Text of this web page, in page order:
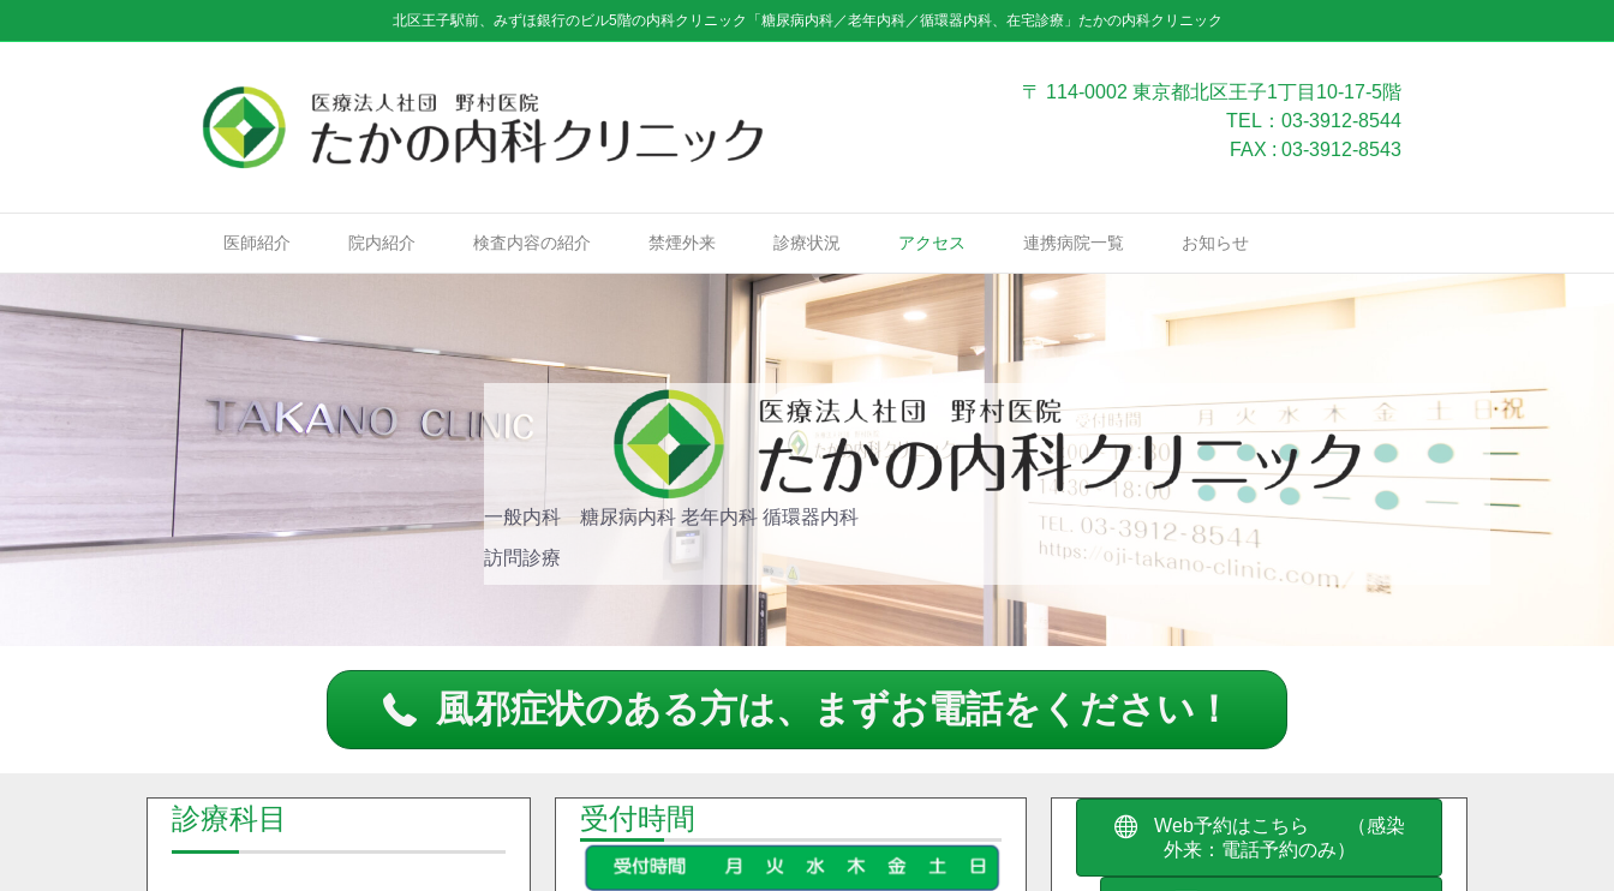
北区王子駅前、みずほ銀行のビル5階の内科クリニック「糖尿病内科／老年内科／循環器内科、在宅診療」たかの内科クリニック
〒 114-0002 東京都北区王子1丁目10-17-5階
TEL：03-3912-8544
FAX : 03-3912-8543
医師紹介 院内紹介 検査内容の紹介 禁煙外来 診療状況 アクセス 連携病院一覧 お知らせ
一般内科 糖尿病内科 老年内科 循環器内科
訪問診療
風邪症状のある方は、まずお電話をください！
診療科目 受付時間
Web予約はこちら （感染
外来：電話予約のみ）